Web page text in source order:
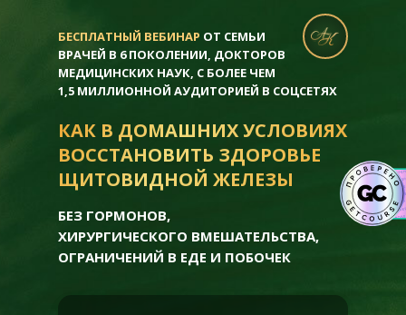
КАК В ДОМАШНИХ УСЛОВИЯХ
ВОССТАНОВИТЬ ЗДОРОВЬЕ
ЩИТОВИДНОЙ ЖЕЛЕЗЫ
БЕСПЛАТНЫЙ ВЕБИНАР ОТ СЕМЬИ
ВРАЧЕЙ В 6 ПОКОЛЕНИИ, ДОКТОРОВ
МЕДИЦИНСКИХ НАУК, С БОЛЕЕ ЧЕМ
1,5 МИЛЛИОННОЙ АУДИТОРИЕЙ В СОЦСЕТЯХ
БЕЗ ГОРМОНОВ,
ХИРУРГИЧЕСКОГО ВМЕШАТЕЛЬСТВА,
ОГРАНИЧЕНИЙ В ЕДЕ И ПОБОЧЕК